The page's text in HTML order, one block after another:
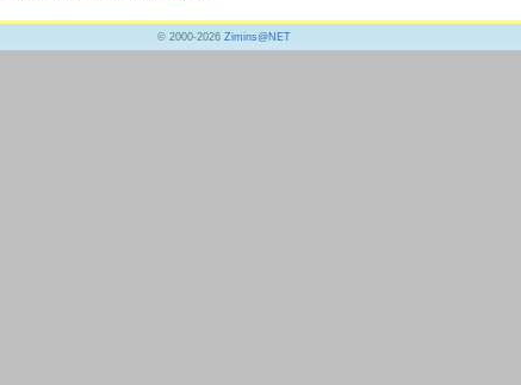
© 2000-2026 Zimins@NET